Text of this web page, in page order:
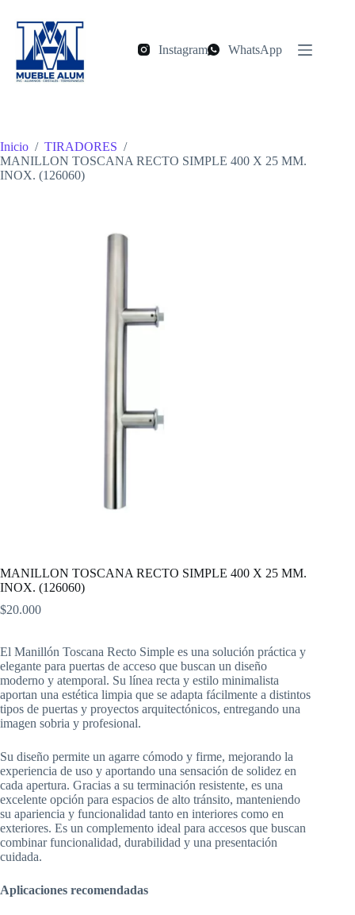
contenido
Instagram
WhatsApp
Inicio / TIRADORES /
MANILLON TOSCANA RECTO SIMPLE 400 X 25 MM.
INOX. (126060)
MANILLON TOSCANA RECTO SIMPLE 400 X 25 MM.
INOX. (126060)
$20.000
El Manillón Toscana Recto Simple es una solución práctica y
elegante para puertas de acceso que buscan un diseño
moderno y atemporal. Su línea recta y estilo minimalista
aportan una estética limpia que se adapta fácilmente a distintos
tipos de puertas y proyectos arquitectónicos, entregando una
imagen sobria y profesional.
Su diseño permite un agarre cómodo y firme, mejorando la
experiencia de uso y aportando una sensación de solidez en
cada apertura. Gracias a su terminación resistente, es una
excelente opción para espacios de alto tránsito, manteniendo
su apariencia y funcionalidad tanto en interiores como en
exteriores. Es un complemento ideal para accesos que buscan
combinar funcionalidad, durabilidad y una presentación
cuidada.
Aplicaciones recomendadas